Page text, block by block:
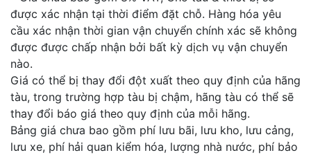
được xác nhận tại thời điểm đặt chỗ. Hàng hóa yêu
cầu xác nhận thời gian vận chuyển chính xác sẽ không
được được chấp nhận bởi bất kỳ dịch vụ vận chuyển
nào.
Giá có thể bị thay đổi đột xuất theo quy định của hãng
tàu, trong trường hợp tàu bị chậm, hãng tàu có thể sẽ
thay đổi báo giá theo quy định của mỗi hãng.
Bảng giá chưa bao gồm phí lưu bãi, lưu kho, lưu cảng,
lưu xe, phí hải quan kiểm hóa, lượng nhà nước, phí bảo